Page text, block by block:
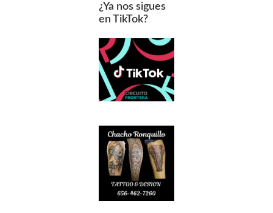
¿Ya nos sigues
en TikTok?